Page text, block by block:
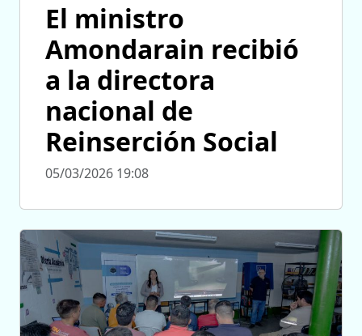
El ministro
Amondarain recibió
a la directora
nacional de
Reinserción Social
05/03/2026 19:08